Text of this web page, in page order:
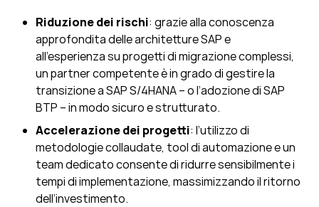
Riduzione dei rischi: grazie alla conoscenza
approfondita delle architetture SAP e
all’esperienza su progetti di migrazione complessi,
un partner competente è in grado di gestire la
transizione a SAP S/4HANA – o l’adozione di SAP
BTP – in modo sicuro e strutturato.
Accelerazione dei progetti: l’utilizzo di
metodologie collaudate, tool di automazione e un
team dedicato consente di ridurre sensibilmente i
tempi di implementazione, massimizzando il ritorno
dell’investimento.